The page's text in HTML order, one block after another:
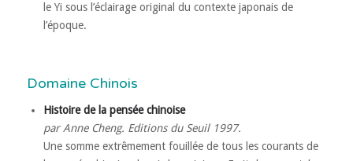
le Yi sous l’éclairage original du contexte japonais de
l’époque.
Domaine Chinois
Histoire de la pensée chinoise
par Anne Cheng. Editions du Seuil 1997.
Une somme extrêmement fouillée de tous les courants de